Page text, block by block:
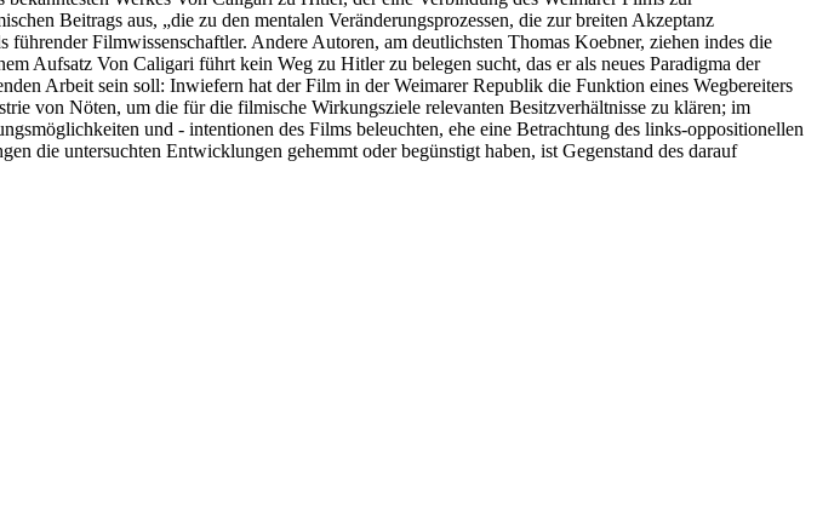
Beitrags aus, „die zu den mentalen Veränderungsprozessen, die zur breiten Akzeptanz
Filmwissenschaftler. Andere Autoren, am deutlichsten Thomas Koebner, ziehen indes die
Aufsatz Von Caligari führt kein Weg zu Hitler zu belegen sucht, das er als neues Paradigma der
Arbeit sein soll: Inwiefern hat der Film in der Weimarer Republik die Funktion eines Wegbereiters
von Nöten, um die für die filmische Wirkungsziele relevanten Besitzverhältnisse zu klären; im
und - intentionen des Films beleuchten, ehe eine Betrachtung des links-oppositionellen
die untersuchten Entwicklungen gehemmt oder begünstigt haben, ist Gegenstand des darauf